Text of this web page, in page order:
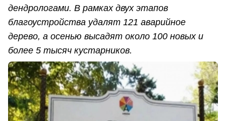
дендрологами. В рамках двух этапов
благоустройства удалят 121 аварийное
дерево, а осенью высадят около 100 новых и
более 5 тысяч кустарников.